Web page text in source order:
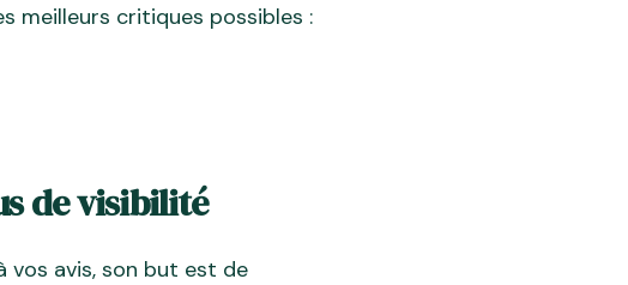
meilleurs critiques possibles :
de visibilité
avis, son but est de